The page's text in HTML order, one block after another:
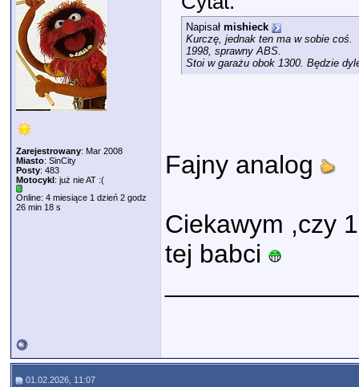
Zarejestrowany: Mar 2008
Miasto: SinCity
Posty: 483
Motocykl: już nie AT :(
Online: 4 miesiące 1 dzień 2 godz
26 min 18 s
Napisał mishieck
Kurczę, jednak ten ma w sobie coś.
1998, sprawny ABS.
Stoi w garażu obok 1300. Będzie
Fajny analog
Ciekawym ,czy
tej babci
01.02.2026, 11:07